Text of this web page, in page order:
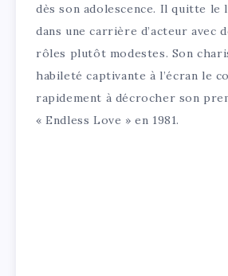
dès son adolescence. Il quitte le
dans une carrière d’acteur avec
rôles plutôt modestes. Son
habileté captivante à l’écran le
rapidement à décrocher son
« Endless Love » en 1981.